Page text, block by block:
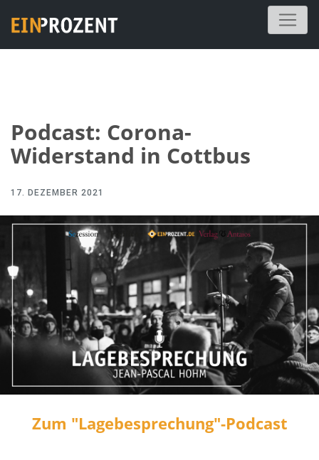
Podcast: Corona-
Widerstand in Cottbus
17. DEZEMBER 2021
Zum "Lagebesprechung"-Podcast